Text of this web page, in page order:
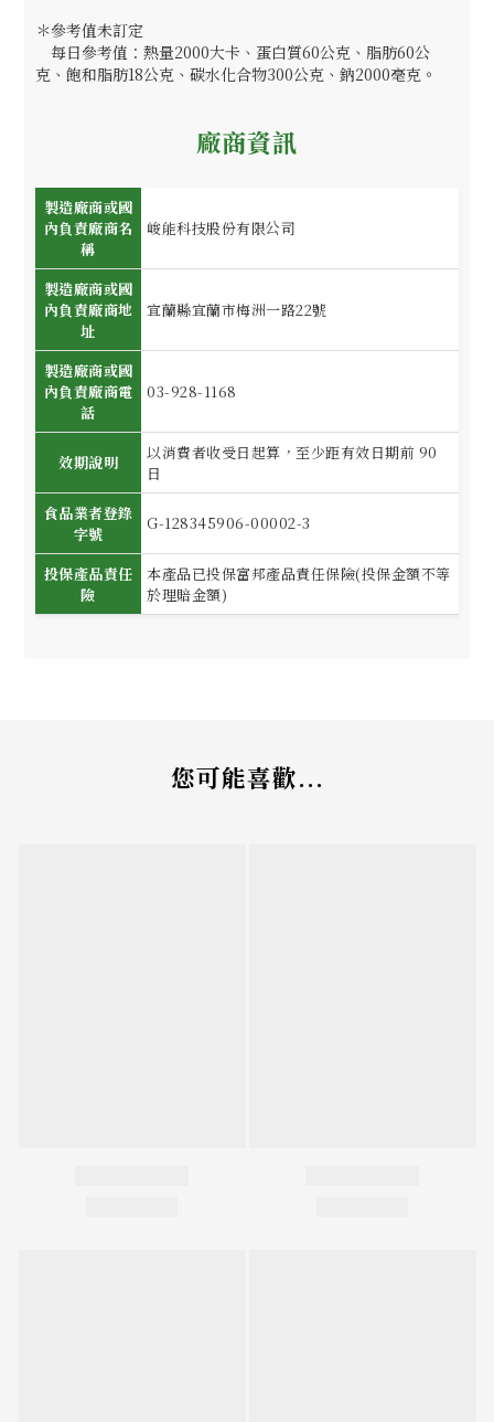
＊參考值未訂定
每日參考值：熱量2000大卡、蛋白質60公克、脂肪60公
克、飽和脂肪18公克、碳水化合物300公克、鈉2000毫克。
廠商資訊
製造廠商或國
內負責廠商名
稱
峻能科技股份有限公司
製造廠商或國
內負責廠商地
址
宜蘭縣宜蘭市梅洲一路22號
製造廠商或國
內負責廠商電
話
03-928-1168
效期說明
以消費者收受日起算，至少距有效日期前 90
日
食品業者登錄
字號
G-128345906-00002-3
投保產品責任
險
本產品已投保富邦產品責任保險(投保金額不等
於理賠金額)
您可能喜歡...